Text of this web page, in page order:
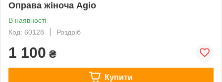
Оправа жіноча Agio
В наявності
Код: 60128
Роздріб
1 100 ₴
Купити